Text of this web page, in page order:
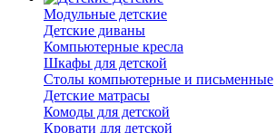
Модульные детские
Детские диваны
Компьютерные кресла
Шкафы для детской
Столы компьютерные и письменные
Детские матрасы
Комоды для детской
Кровати для детской